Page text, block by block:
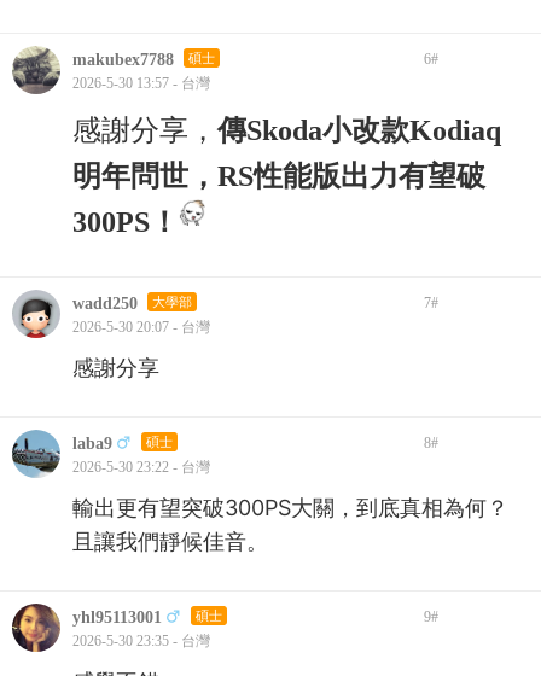
makubex7788 碩士 6#
2026-5-30 13:57 - 台灣
感謝分享，傳Skoda小改款Kodiaq
明年問世，RS性能版出力有望破
300PS！
wadd250 大學部 7#
2026-5-30 20:07 - 台灣
感謝分享
laba9 碩士 8#
2026-5-30 23:22 - 台灣
輸出更有望突破300PS大關，到底真相為何？
且讓我們靜候佳音。
yhl95113001 碩士 9#
2026-5-30 23:35 - 台灣